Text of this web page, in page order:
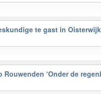
te gast in
‘Onder de